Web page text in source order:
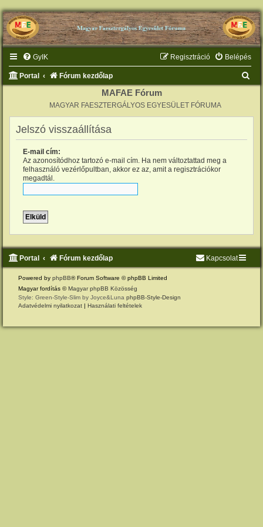
GyIK Belépés
Regisztráció
Portal Fórum kezdőlap
MAFAE Fórum
MAGYAR FAESZTERGÁLYOS EGYESÜLET FÓRUMA
Jelszó visszaállítása
E-mail cím:
Az azonosítódhoz tartozó e-mail cím. Ha nem változtattad meg a
felhasználó vezérlőpultban, akkor ez az, amit a regisztrációkor
megadtál.
Portal Fórum kezdőlap Kapcsolat
Powered by phpBB® Forum Software © phpBB Limited
Magyar fordítás ©Magyar phpBB Közösség
Style: Green-Style-Slim by Joyce&Luna phpBB-Style-Design
Adatvédelmi nyilatkozat | Használati feltételek